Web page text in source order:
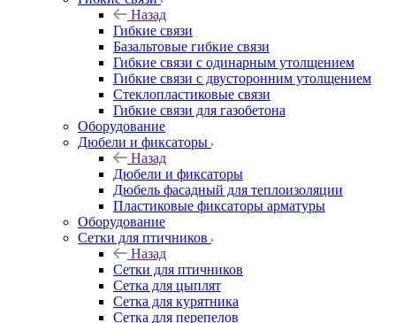
Назад
Гибкие связи
Базальтовые гибкие связи
Гибкие связи с одинарным утолщением
Гибкие связи с двусторонним утолщением
Стеклопластиковые связи
Гибкие связи для газобетона
Оборудование
Дюбели и фиксаторы
Назад
Дюбели и фиксаторы
Дюбель фасадный для теплоизоляции
Пластиковые фиксаторы арматуры
Оборудование
Сетки для птичников
Назад
Сетки для птичников
Сетка для цыплят
Сетка для курятника
Сетка для перепелов